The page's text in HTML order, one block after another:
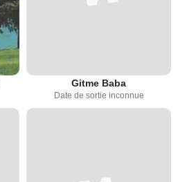
Gitme Baba
Date de sortie inconnue